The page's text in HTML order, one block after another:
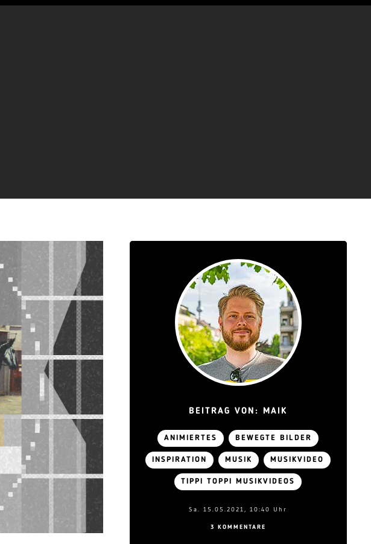
BEITRAG VON: MAIK
ANIMIERTES BEWEGTE BILDER
INSPIRATION MUSIK MUSIKVIDEO
TIPPI TOPPI MUSIKVIDEOS
Sa. 15.05.2021, 10:40 Uhr
3 KOMMENTARE